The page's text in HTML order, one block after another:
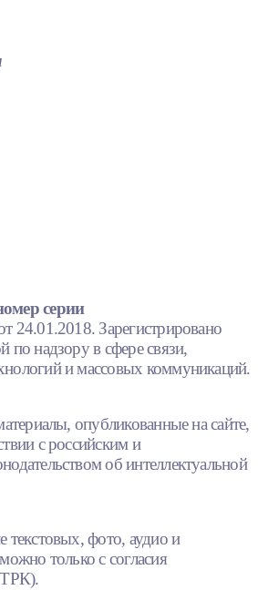
серии
Зарегистрировано
по надзору в сфере связи,
и массовых коммуникаций.
опубликованные на сайте,
с российским и
об интеллектуальной
текстовых, фото, аудио и
только с согласия